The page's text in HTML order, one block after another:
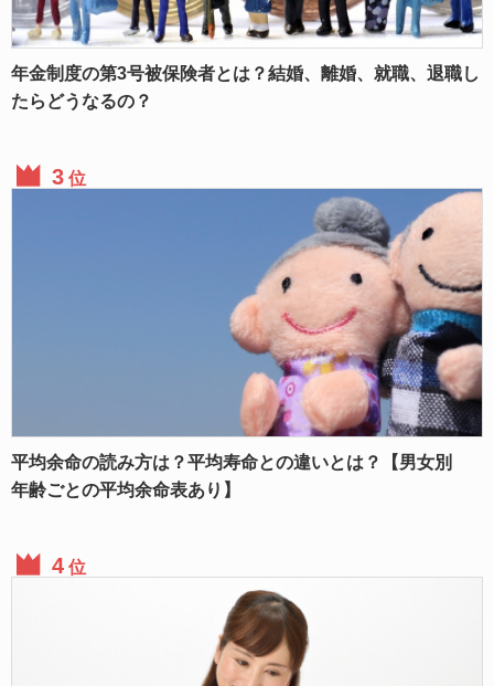
年金制度の第3号被保険者とは？結婚、離婚、就職、退職し
たらどうなるの？
位
平均余命の読み方は？平均寿命との違いとは？【男女別
年齢ごとの平均余命表あり】
位